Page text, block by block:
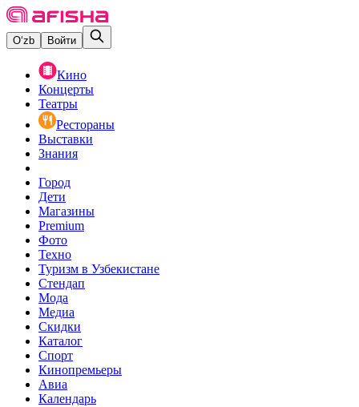
O‘zb Войти
Кино
Концерты
Театры
Рестораны
Выставки
Знания
Город
Дети
Магазины
Premium
Фото
Техно
Туризм в Узбекистане
Стендап
Мода
Медиа
Скидки
Каталог
Спорт
Кинопремьеры
Авиа
Календарь